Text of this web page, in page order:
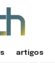
artigos